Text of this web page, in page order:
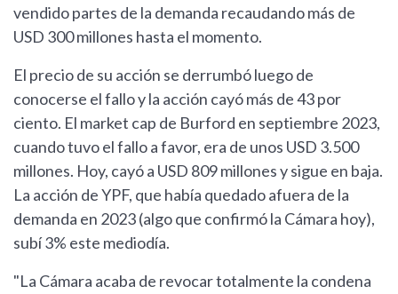
vendido partes de la demanda recaudando más de
USD 300 millones hasta el momento.
El precio de su acción se derrumbó luego de
conocerse el fallo y la acción cayó más de 43 por
ciento. El market cap de Burford en septiembre 2023,
cuando tuvo el fallo a favor, era de unos USD 3.500
millones. Hoy, cayó a USD 809 millones y sigue en baja.
La acción de YPF, que había quedado afuera de la
demanda en 2023 (algo que confirmó la Cámara hoy),
subí 3% este mediodía.
"La Cámara acaba de revocar totalmente la condena